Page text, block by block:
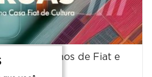
ruas: 50 anos de Fiat e